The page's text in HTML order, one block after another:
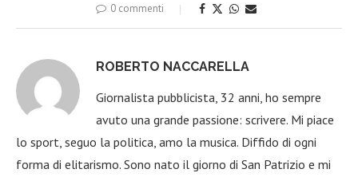
0 commenti
ROBERTO NACCARELLA
Giornalista pubblicista, 32 anni, ho sempre
avuto una grande passione: scrivere. Mi piace
lo sport, seguo la politica, amo la musica. Diffido di ogni
forma di elitarismo. Sono nato il giorno di San Patrizio e mi